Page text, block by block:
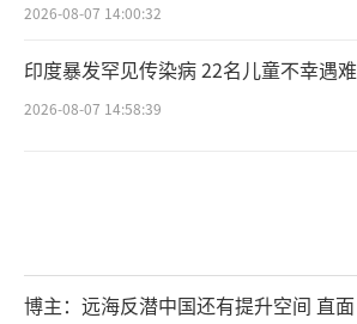
2026-08-07 14:00:32
印度暴发罕见传染病 22名儿童不幸遇难
2026-08-07 14:58:39
博主：远海反潜中国还有提升空间 直面